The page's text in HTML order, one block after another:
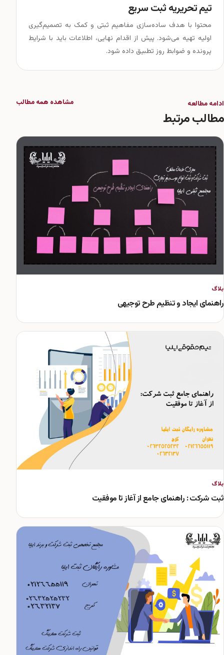
تیم تحریریه ثبت سریع
محتوا با هدف ساده‌سازی مفاهیم ثبتی و کمک به تصمیم‌گیری
اولیه تهیه می‌شود. پیش از اقدام نهایی، اطلاعات باید با شرایط
پرونده و ضوابط روز تطبیق داده شود.
ادامه مطالعه
مطالب مرتبط
مشاهده همه مطالب
بلاگ
راهنمای ایجاد و تنظیم طرح توجیهی
بلاگ
ثبت شرکت : راهنمای جامع از آغاز تا موفقیت